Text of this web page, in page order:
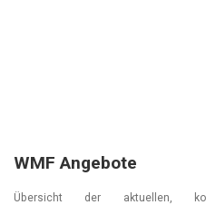
WMF Angebote
Übersicht der aktuellen,